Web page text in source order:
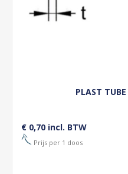
PLAST
€ 0,70 incl. BTW
Prijs per 1 doos